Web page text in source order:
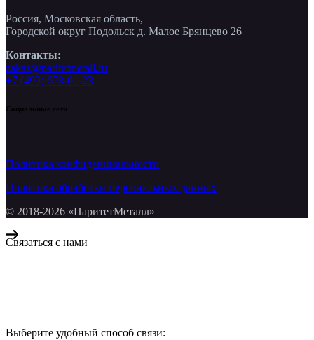
Россия, Московская область,
Городской округ Подольск д. Малое Брянцево 26
Контакты:
zakaz@paritetmetall.ru
+7 (499) 678-01-23
Социальные сети
Политика конфиденциальности
Политика обработки персональных данных
© 2018-2026 «ПаритетМеталл»
Связаться с нами
Выберите удобный способ связи: